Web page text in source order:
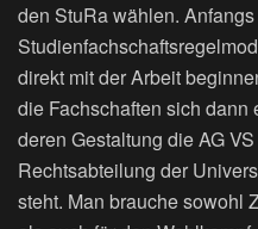
den StuRa wählen.
direkt mit der Arbeit
die Fachschaften sich
deren Gestaltung die AG
Rechtsabteilung der
steht. Man brauche sowohl